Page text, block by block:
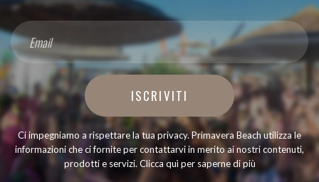
ISCRIVITI
Ci impegniamo a rispettare la tua privacy. Primavera Beach utilizza le
informazioni che ci fornite per contattarvi in merito ai nostri contenuti,
prodotti e servizi. Clicca quì per saperne di più